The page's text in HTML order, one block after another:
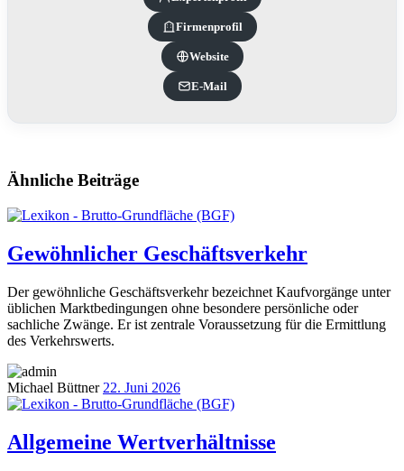
Firmenprofil
Website
E-Mail
Ähnliche Beiträge
Gewöhnlicher Geschäftsverkehr
Der gewöhnliche Geschäftsverkehr bezeichnet Kaufvorgänge unter
üblichen Marktbedingungen ohne besondere persönliche oder
sachliche Zwänge. Er ist zentrale Voraussetzung für die Ermittlung
des Verkehrswerts.
Michael Büttner 22. Juni 2026
Allgemeine Wertverhältnisse